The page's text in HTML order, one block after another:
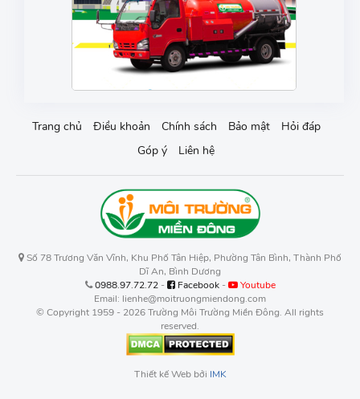
Trang chủ Điều khoản Chính sách Bảo mật
Hỏi đáp
Góp ý
Liên hệ
Số 78 Trương Văn Vĩnh, Khu Phố Tân Hiệp, Phường Tân Bình, Thành Phố
Dĩ An, Bình Dương
0988.97.72.72- Facebook-
Youtube
Email: lienhe@moitruongmiendong.com
© Copyright 1959 - 2026 Trường Môi Trường Miền Đông. All rights
reserved.
Thiết kế Web bởi IMK